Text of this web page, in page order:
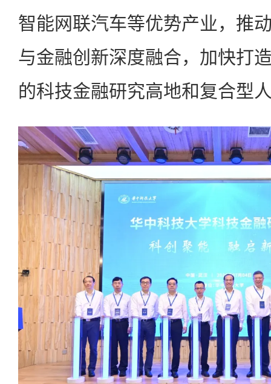
智能网联汽车等优势产业，推
与金融创新深度融合，加快打
的科技金融研究高地和复合型